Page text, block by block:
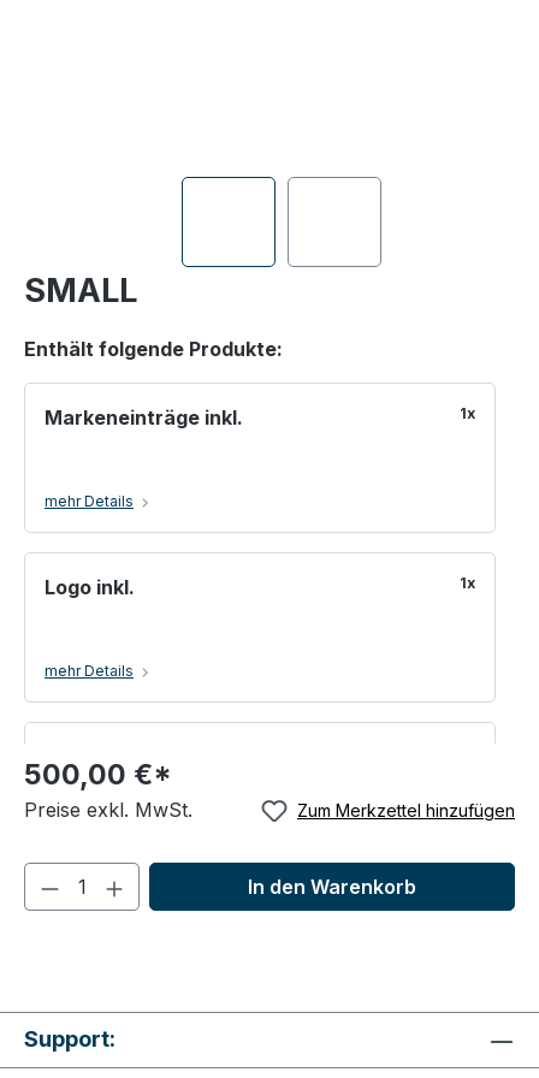
SMALL
Enthält folgende Produkte:
Markeneinträge inkl. 1x
mehr Details
Logo inkl. 1x
mehr Details
mehr Details
500,00 €*
Preise exkl. MwSt. Zum Merkzettel hinzufügen
In den Warenkorb
Support: